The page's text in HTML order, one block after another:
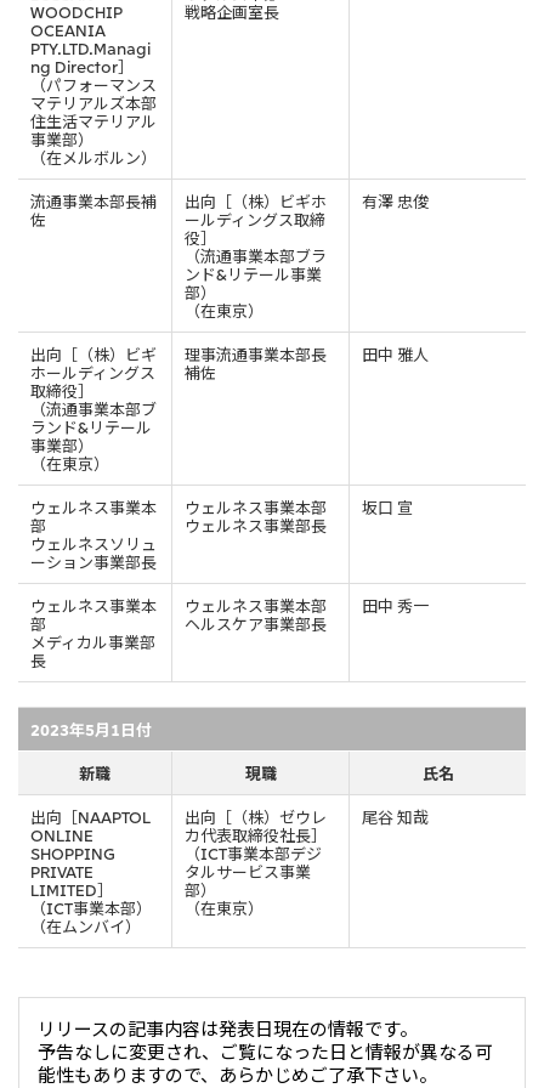
2026.8.4 適時開示
従業員向け株式報酬制度の継続
2026.8.4 適時開示
2027年3月期第1四半期決算
ブラジル三井物産株式会社
欧州
欧州三井物産株式会社
ドイツ三井物産有限会社
ベネルックス三井物産株式会社
イタリア三井物産株式会社
CIS
三井物産モスクワ有限会社
アジア
アジア・大洋州三井物産株式会社
タイ国三井物産株式会社
インドネシア 三井物産株式会社
韓国三井物産株式会社
三井物産（中国）有限公司
三井物産（上海）貿易有限公司
三井物産（広東）貿易有限公司
三井物産（香港）有限公司
台湾三井物産股份有限公司
大洋州
豪州三井物産株式会社
WOODCHIP
OCEANIA
PTY.LTD.Managi
ng Director］
（パフォーマンス
マテリアルズ本部
住生活マテリアル
事業部）
（在メルボルン）
戦略企画室長
流通事業本部長補
佐
出向［（株）ビギホ
ールディングス取締
役］
（流通事業本部ブラ
ンド&リテール事業
部）
（在東京）
有澤 忠俊
出向［（株）ビギ
ホールディングス
取締役］
（流通事業本部ブ
ランド&リテール
事業部）
（在東京）
理事流通事業本部長
補佐
田中 雅人
ウェルネス事業本
部
ウェルネスソリュ
ーション事業部長
ウェルネス事業本部
ウェルネス事業部長
坂口 宣
ウェルネス事業本
部
メディカル事業部
長
ウェルネス事業本部
ヘルスケア事業部長
田中 秀一
2023年5月1日付
新職
現職
氏名
出向［NAAPTOL
ONLINE
SHOPPING
PRIVATE
LIMITED］
（ICT事業本部）
（在ムンバイ）
出向［（株）ゼウレ
カ代表取締役社長］
（ICT事業本部デジ
タルサービス事業
部）
（在東京）
尾谷 知哉
リリースの記事内容は発表日現在の情報です。
予告なしに変更され、ご覧になった日と情報が異なる可
能性もありますので、あらかじめご了承下さい。